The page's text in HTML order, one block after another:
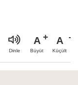
Dinle
A
Büyüt
A
Küçült